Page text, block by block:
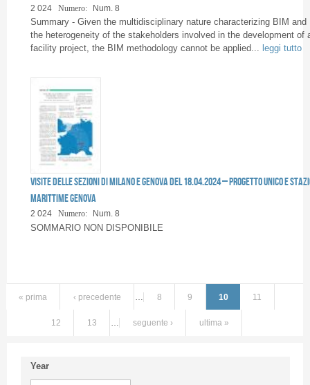
2 024 Numero: Num. 8
Summary - Given the multidisciplinary nature characterizing BIM and
the heterogeneity of the stakeholders involved in the development of
facility project, the BIM methodology cannot be applied...
leggi tutto
Visite delle sezioni di Milano e Genova del 18.04.2024 – Progetto Unico e
Marittime Genova
2 024 Numero: Num. 8
SOMMARIO NON DISPONIBILE
« prima ‹ precedente 8 9 10 11
12 13 … seguente › ultima »
Year